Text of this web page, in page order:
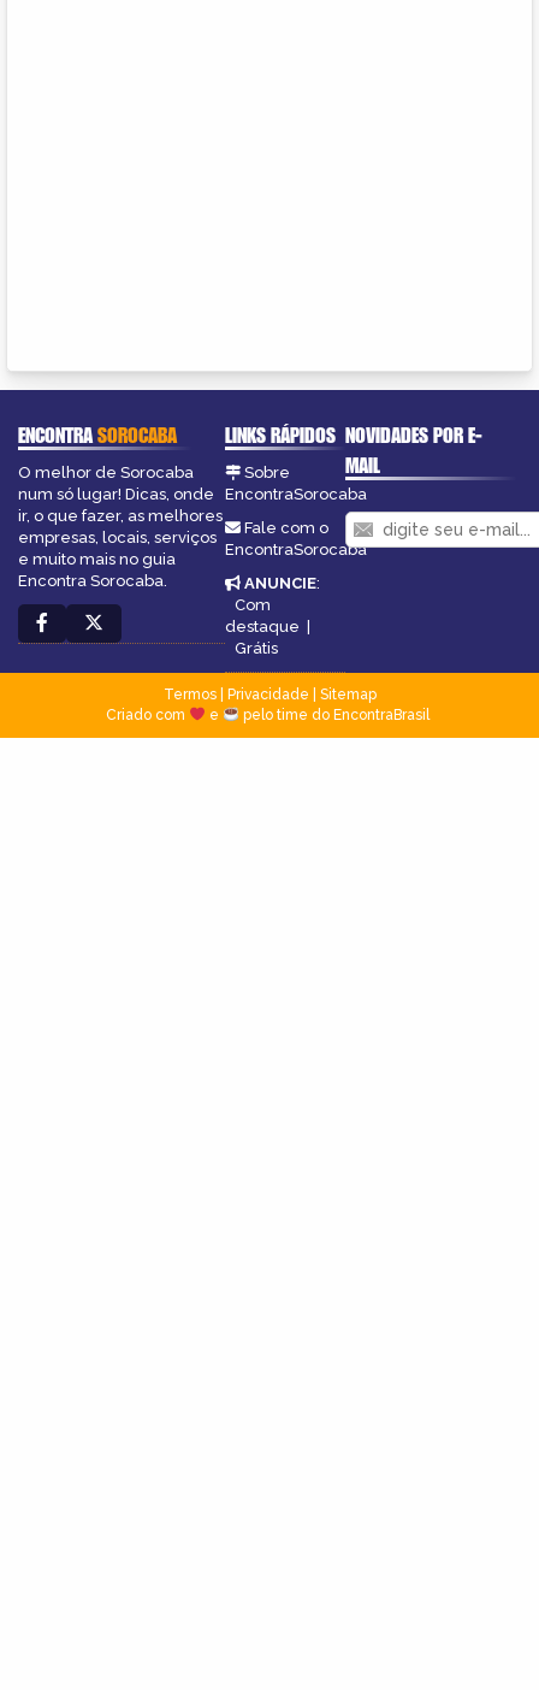
ENCONTRASOROCABA
O melhor de Sorocaba
num só lugar! Dicas, onde
ir, o que fazer, as melhores
empresas, locais, serviços
e muito mais no guia
Encontra Sorocaba.
LINKS RÁPIDOS
Sobre
EncontraSorocaba
Fale com o
EncontraSorocaba
ANUNCIE:
Com
destaque |
Grátis
NOVIDADES POR E-
MAIL
Termos| Privacidade
Sitemap
Criado com
e pelo time do EncontraBrasil